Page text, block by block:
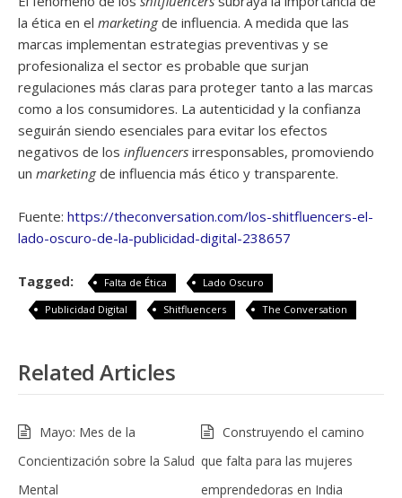
la ética en el marketingde influencia. A medida que las
marcas implementan estrategias preventivas y se
profesionaliza el sector es probable que surjan
regulaciones más claras para proteger tanto a las marcas
como a los consumidores. La autenticidad y la confianza
seguirán siendo esenciales para evitar los efectos
negativos de los influencers irresponsables, promoviendo
un marketingde influencia más ético y transparente.
Fuente: https://theconversation.com/los-shitfluencers-el-
lado-oscuro-de-la-publicidad-digital-238657
Tagged: Falta de Ética
Lado Oscuro
Publicidad Digital
Shitfluencers The Conversation
Related Articles
Mayo: Mes de la
Concientización sobre la Salud
Mental
Construyendo el camino
que falta para las mujeres
emprendedoras en India